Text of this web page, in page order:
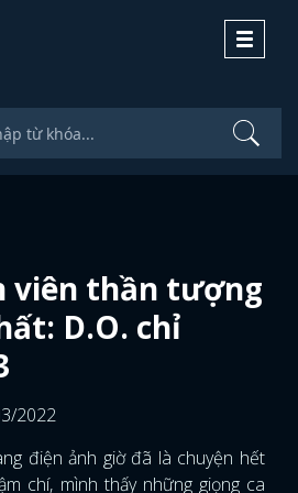
Toggle
viên thần tượng
D.O. chỉ
2022
điện ảnh giờ đã là chuyện hết
chí, mình thấy những giọng ca